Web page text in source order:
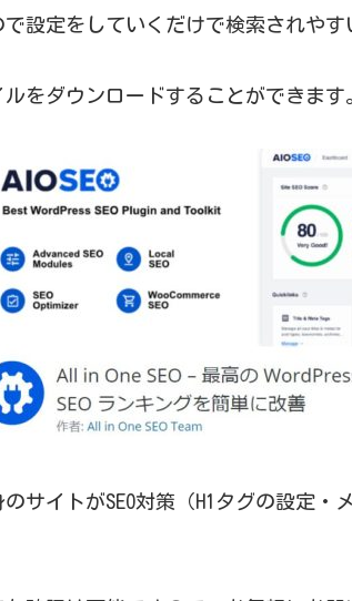
設定をしていくだけで検索されやす
をダウンロードすることができます
サイトがSEO対策（H1タグの設定